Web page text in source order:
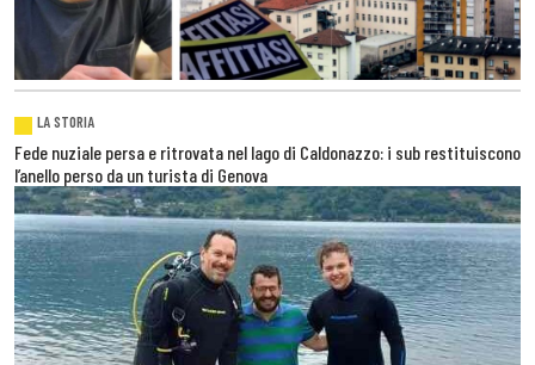
LA STORIA
Fede nuziale persa e ritrovata nel lago di Caldonazzo: i sub restituiscono
l’anello perso da un turista di Genova